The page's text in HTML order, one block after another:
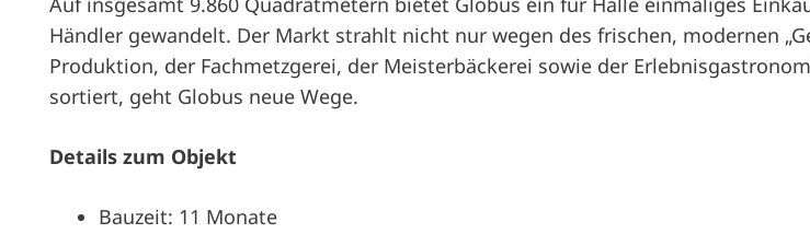
Händler gewandelt. Der Markt strahlt nicht nur wegen des frischen, modernen
Produktion, der Fachmetzgerei, der Meisterbäckerei sowie der
sortiert, geht Globus neue Wege.
Details zum Objekt
Bauzeit: 11 Monate